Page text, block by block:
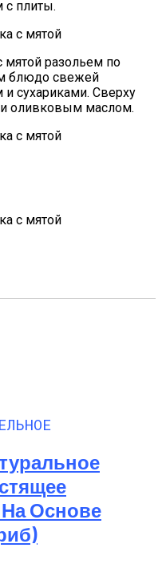
с плиты.
разольем по
блюдо свежей
сухариками. Сверху
оливковым маслом.
Основе